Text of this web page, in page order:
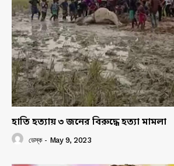
হাতি হত্যায় ৩ জনের বিরুদ্ধে হত্যা মামলা
ডেস্ক - May 9, 2023